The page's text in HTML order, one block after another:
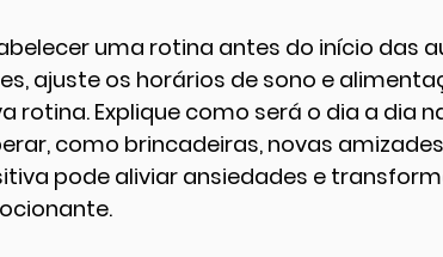
uma rotina antes do início das
ajuste os horários de sono e
rotina. Explique como será o dia a dia
como brincadeiras, novas
pode aliviar ansiedades e